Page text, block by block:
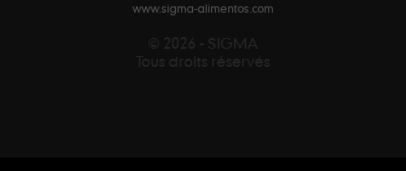
www.sigma-alimentos.com
© 2026 - SIGMA
Tous droits réservés